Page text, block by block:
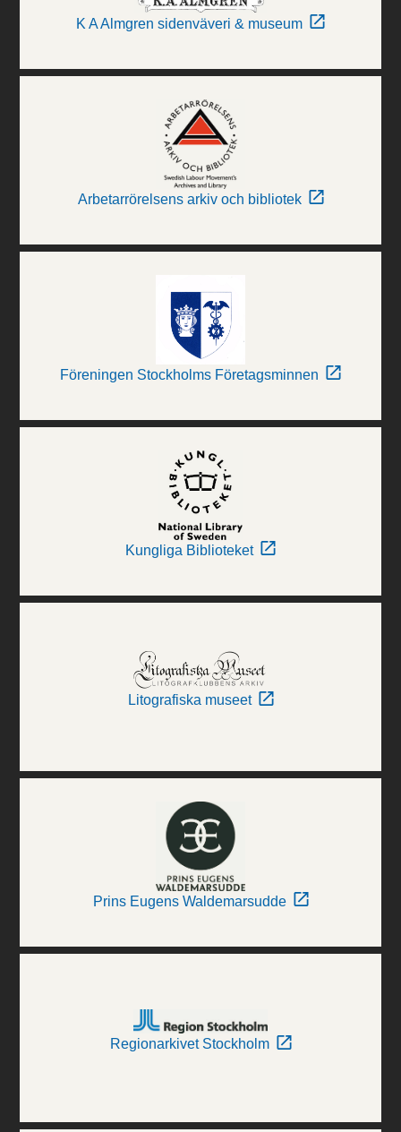
K A Almgren sidenväveri & museum
Arbetarrörelsens arkiv och bibliotek
Föreningen Stockholms Företagsminnen
Kungliga Biblioteket
Litografiska museet
Prins Eugens Waldemarsudde
Regionarkivet Stockholm